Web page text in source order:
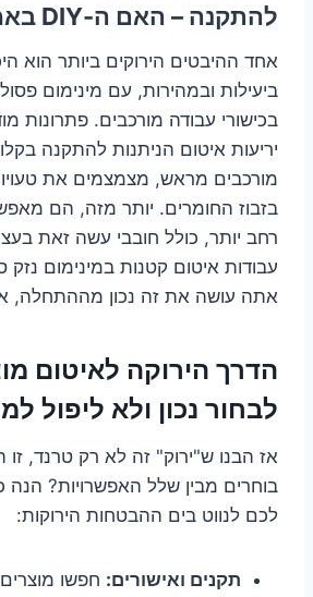
להתקנה – האם ה-DIY באמת ירוק?
אחד ההיבטים הירוקים ביותר הוא
ביעילות ובמהירות, עם מינימום
בכישורי עבודה מורכבים. פתרונות
יריעות איטום הניתנות להתקנה
מורכבים מראש, מצמצמים את
בזבוז החומרים. יותר מזה, הם
רחב יותר, כולל חובבי עשה זאת
עבודות איטום קטנות במינימום נזק
אתה עושה את זה נכון מההתחלה,
הדרך הירוקה לאיטום
לבחור נכון ולא ליפול
אז הבנו ש"ירוק" זה לא רק טרנד,
בוחרים מבין שלל האפשרויות? הנה
לכם לנווט בים ההבטחות הירוקות:
תקנים ואישורים: חפשו